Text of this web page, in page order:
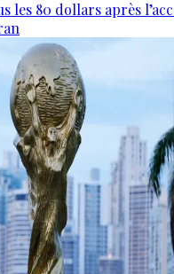
les 80 dollars après